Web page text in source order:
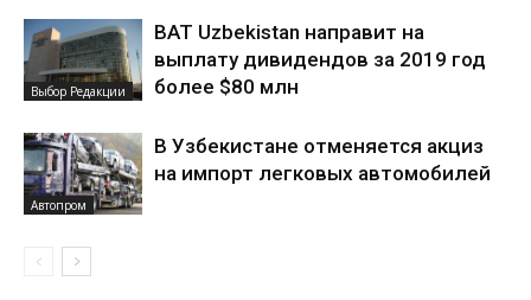
Выбор Редакции
BAT Uzbekistan направит на
выплату дивидендов за 2019 год
более $80 млн
Автопром
В Узбекистане отменяется акциз
на импорт легковых автомобилей